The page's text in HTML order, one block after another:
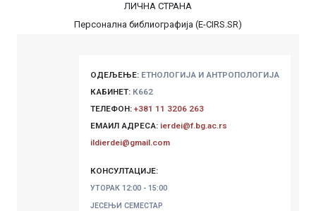
ЛИЧНА СТРАНА
Персонална библиографија (E-CIRS.SR)
ОДЕЉЕЊЕ: ЕТНОЛОГИЈА И АНТРОПОЛОГИЈА
КАБИНЕТ: К662
ТЕЛЕФОН: +381 11 3206 263
ЕМАИЛ АДРЕСА: ierdei@f.bg.ac.rs
ildierdei@gmail.com
КОНСУЛТАЦИЈЕ:
УТОРАК 12:00 - 15:00
ЈЕСЕЊИ СЕМЕСТАР